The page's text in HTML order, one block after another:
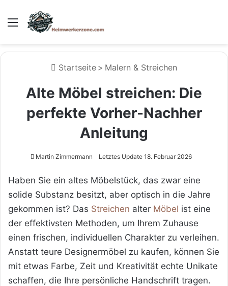
Menü
Startseite > Malern & Streichen
Alte Möbel streichen: Die
perfekte Vorher-Nachher
Anleitung
Martin Zimmermann Letztes Update 18. Februar 2026
Haben Sie ein altes Möbelstück, das zwar eine
solide Substanz besitzt, aber optisch in die Jahre
gekommen ist? Das Streichen alter Möbel ist eine
der effektivsten Methoden, um Ihrem Zuhause
einen frischen, individuellen Charakter zu verleihen.
Anstatt teure Designermöbel zu kaufen, können Sie
mit etwas Farbe, Zeit und Kreativität echte Unikate
schaffen, die Ihre persönliche Handschrift tragen.